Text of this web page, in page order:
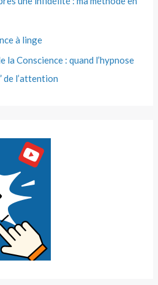
à linge
la Conscience : quand l’hypnose
de l’attention